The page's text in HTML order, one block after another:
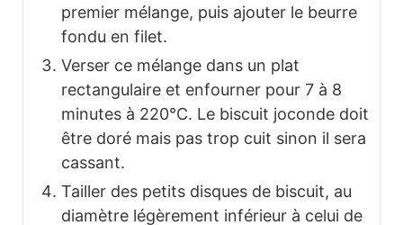
premier mélange, puis ajouter le beurre
fondu en filet.
Verser ce mélange dans un plat
rectangulaire et enfourner pour 7 à 8
minutes à 220°C. Le biscuit joconde doit
être doré mais pas trop cuit sinon il sera
cassant.
Tailler des petits disques de biscuit, au
diamètre légèrement inférieur à celui de